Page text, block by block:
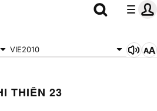
VIE2010
THIÊN 23